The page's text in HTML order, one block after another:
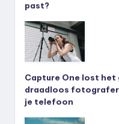
past?
Capture One lost
draadloos
je telefoon